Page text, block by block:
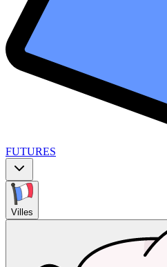
FUTURES
Villes